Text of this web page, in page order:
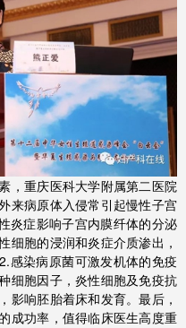
，重庆医科大学附属第二医院
来病原体入侵常引起慢性子宫
炎症影响子宫内膜纤体的分泌
细胞的浸润和炎症介质渗出，
感染病原菌可激发机体的免疫
细胞因子，炎性细胞及免疫抗
影响胚胎着床和发育。最后，
成功率，值得临床医生高度重